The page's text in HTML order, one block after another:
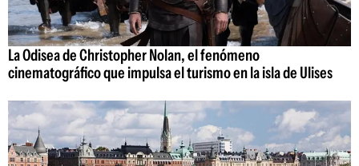
La Odisea de Christopher Nolan, el fenómeno
cinematográfico que impulsa el turismo en la isla de Ulises